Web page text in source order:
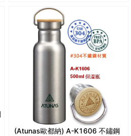
(Atunas歐都納) A-K1606 不鏽鋼